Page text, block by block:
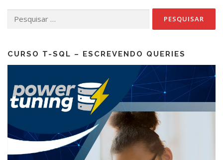
por:
CURSO T-SQL – ESCREVENDO QUERIES